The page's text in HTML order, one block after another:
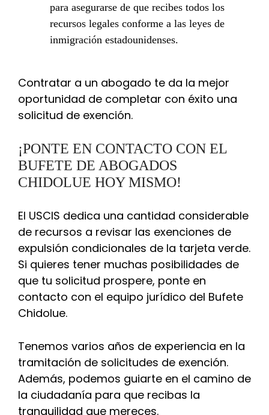
para asegurarse de que recibes todos los
recursos legales conforme a las leyes de
inmigración estadounidenses.
Contratar a un abogado te da la mejor
oportunidad de completar con éxito una
solicitud de exención.
¡PONTE EN CONTACTO CON EL
BUFETE DE ABOGADOS
CHIDOLUE HOY MISMO!
El USCIS dedica una cantidad considerable
de recursos a revisar las exenciones de
expulsión condicionales de la tarjeta verde.
Si quieres tener muchas posibilidades de
que tu solicitud prospere, ponte en
contacto con el equipo jurídico del Bufete
Chidolue.
Tenemos varios años de experiencia en la
tramitación de solicitudes de exención.
Además, podemos guiarte en el camino de
la ciudadanía para que recibas la
tranquilidad que mereces.